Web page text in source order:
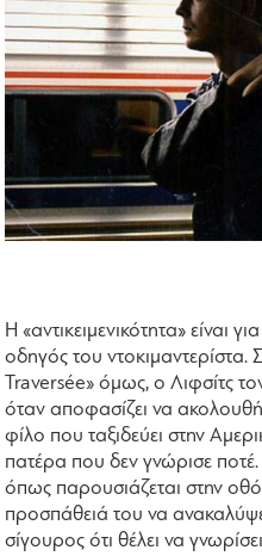
Η «αντικειμενικότητα» είναι
οδηγός του ντοκιμαντερίστα.
Traversée» όμως, ο Λιφσίτς
όταν αποφασίζει να
φίλο που ταξιδεύει στην
πατέρα που δεν γνώρισε
όπως παρουσιάζεται στην
προσπάθειά του να
σίγουρος ότι θέλει να